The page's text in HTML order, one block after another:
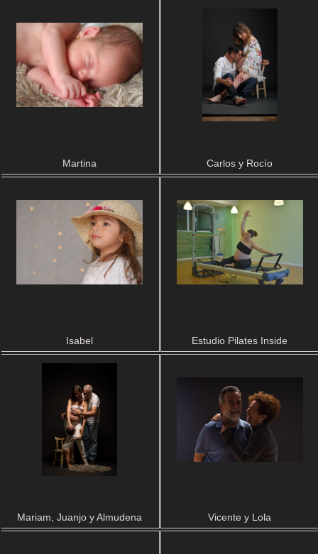
Martina Carlos y Rocío
Isabel Estudio Pilates Inside
Mariam, Juanjo y Almudena Vicente y Lola